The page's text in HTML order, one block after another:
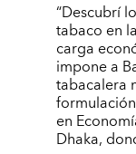
“Descubrí
tabaco en
carga
impone a
tabacalera
en
Dhaka,